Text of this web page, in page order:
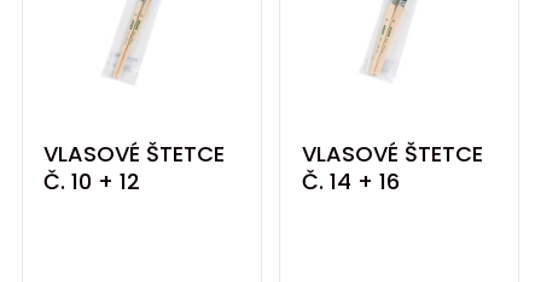
VLASOVÉ ŠTETCE
Č. 10 + 12
VLASOVÉ ŠTETCE
Č. 14 + 16